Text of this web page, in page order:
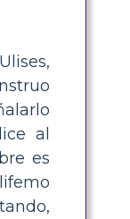
al
es